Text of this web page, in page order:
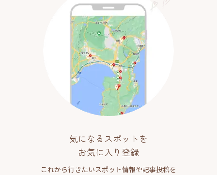
気になるスポットを
お気に入り登録
これから行きたいスポット情報や記事投稿を